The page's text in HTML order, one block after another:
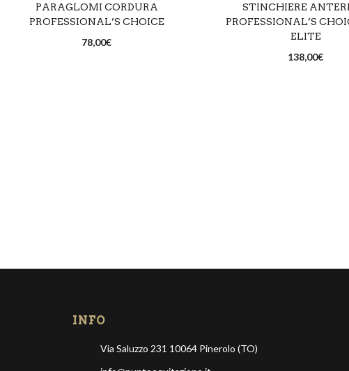
Cioccolato
Grigio
Lime
Rosso cremisi
PARAGLOMI CORDURA
PROFESSIONAL’S CHOICE
78,00€
Blu royal
Cioccolato
Lime
STINCHIERE
PROFESSIONAL’S
ELITE
138,00€
INFO
Via Saluzzo 231 10064 Pinerolo (TO)